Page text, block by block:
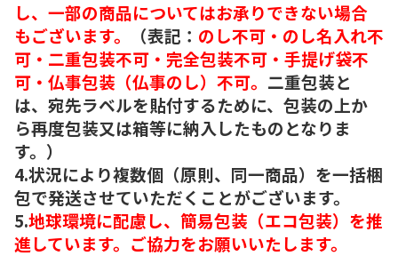
し、一部の商品についてはお承りできない場合
もございます。
（表記： のし不可・のし名入れ不
可・二重包装不可・完全包装不可・手提げ袋不
可・仏事包装（仏事のし）不可。 二重包装と
は、宛先ラベルを貼付するために、包装の上か
ら再度包装又は箱等に納入したものとなりま
す。）
4.状況により複数個（原則、同一商品）を一括梱
包で発送させていただくことがございます。
5.地球環境に配慮し、簡易包装（エコ包装）を推
進しています。ご協力をお願いいたします。